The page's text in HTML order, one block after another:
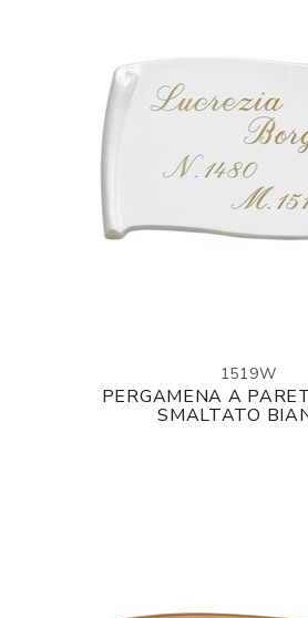
1519W
PERGAMENA A
SMALTATO